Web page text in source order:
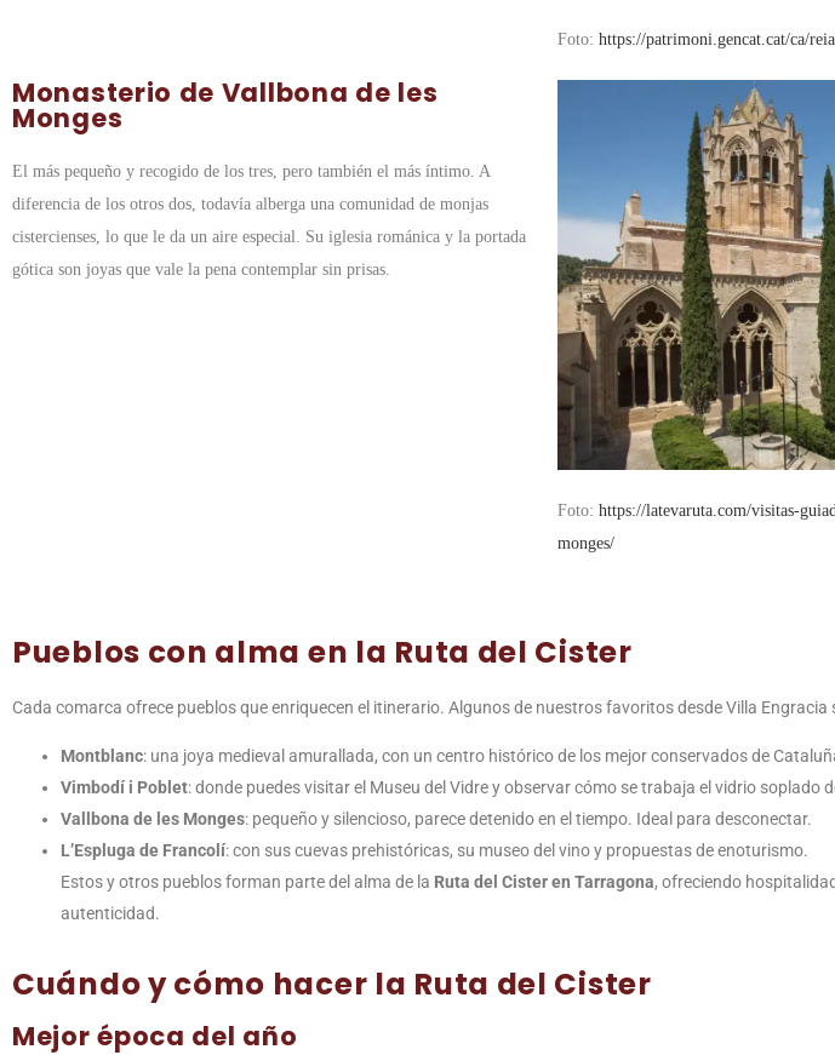
Foto: https://patrimoni.gencat.cat/ca/
Monasterio de Vallbona de les
Monges
El más pequeño y recogido de los tres, pero también el más íntimo. A
diferencia de los otros dos, todavía alberga una comunidad de monjas
cistercienses, lo que le da un aire especial. Su iglesia románica y la portada
gótica son joyas que vale la pena contemplar sin prisas.
Foto: https://latevaruta.com/visitas-
monges/
Pueblos con alma en la Ruta del Cister
Cada comarca ofrece pueblos que enriquecen el itinerario. Algunos de nuestros favoritos desde Villa Engracia
Montblanc: una joya medieval amurallada, con un centro histórico de los mejor conservados de
Vimbodí i Poblet: donde puedes visitar el Museu del Vidre y observar cómo se trabaja el vidrio soplado
Vallbona de les Monges: pequeño y silencioso, parece detenido en el tiempo. Ideal para desconectar.
L’Espluga de Francolí: con sus cuevas prehistóricas, su museo del vino y propuestas de enoturismo.
Estos y otros pueblos forman parte del alma de la Ruta del Cister en Tarragona, ofreciendo
autenticidad.
Cuándo y cómo hacer la Ruta del Cister
Mejor época del año